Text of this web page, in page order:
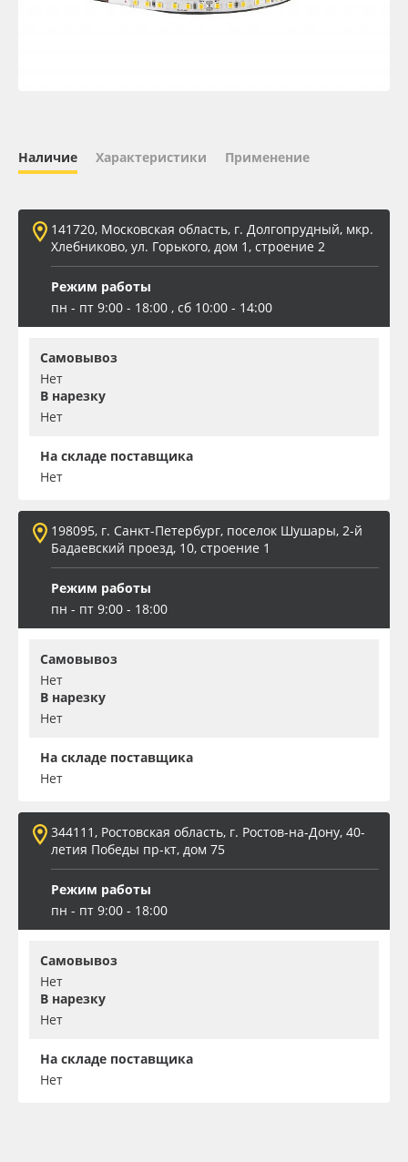
ПЭТ листовой
ПЭТ бэклит
Вспененный ПВХ
Баннер
Заготовки для сувениров
Наличие Характеристики Применение
141720, Московская область, г. Долгопрудный, мкр.
Хлебниково, ул. Горького, дом 1, строение 2
Режим работы
пн - пт 9:00 - 18:00 , сб 10:00 - 14:00
Самовывоз
Нет
В нарезку
Нет
На складе поставщика
Нет
198095, г. Санкт-Петербург, поселок Шушары, 2-й
Бадаевский проезд, 10, строение 1
Режим работы
пн - пт 9:00 - 18:00
Самовывоз
Нет
В нарезку
Нет
На складе поставщика
Нет
344111, Ростовская область, г. Ростов-на-Дону, 40-
летия Победы пр-кт, дом 75
Режим работы
пн - пт 9:00 - 18:00
Самовывоз
Нет
В нарезку
Нет
На складе поставщика
Нет